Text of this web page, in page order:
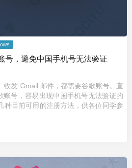
号，避免中国手机号无法验证
收发 Gmail 邮件，都需要谷歌账号。直
账号，容易出现中国手机号无法验证的
种目前可用的注册方法，供各位同学参